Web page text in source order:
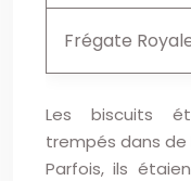
Frégate
Les biscuits
trempés dans de
Parfois, ils